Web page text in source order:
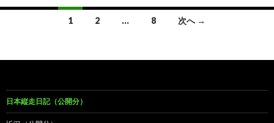
ナ
ゲ
1 2 … 8 次へ →
日本縦走日記（公開分）